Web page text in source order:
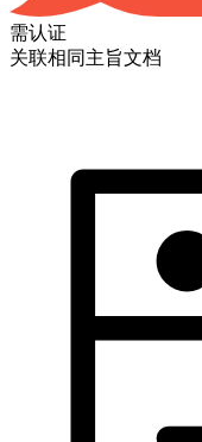
需认证
关联相同主旨文档